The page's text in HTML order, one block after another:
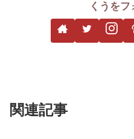
くうを
関連記事